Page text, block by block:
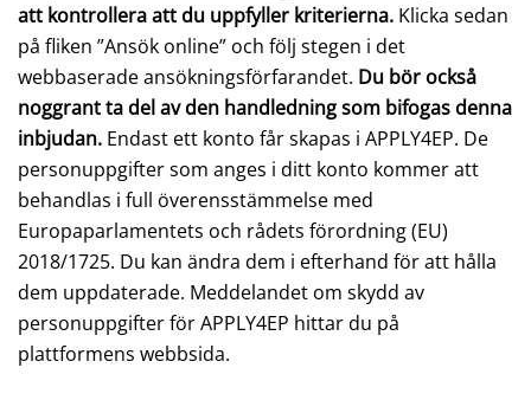
att kontrollera att du uppfyller kriterierna. Klicka sedan
på fliken ”Ansök online” och följ stegen i det
webbaserade ansökningsförfarandet. Du bör också
noggrant ta del av den handledning som bifogas denna
inbjudan. Endast ett konto får skapas i APPLY4EP. De
personuppgifter som anges i ditt konto kommer att
behandlas i full överensstämmelse med
Europaparlamentets och rådets förordning (EU)
2018/1725. Du kan ändra dem i efterhand för att hålla
dem uppdaterade. Meddelandet om skydd av
personuppgifter för APPLY4EP hittar du på
plattformens webbsida.